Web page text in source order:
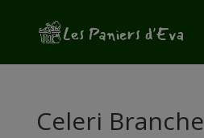
Celeri Branche